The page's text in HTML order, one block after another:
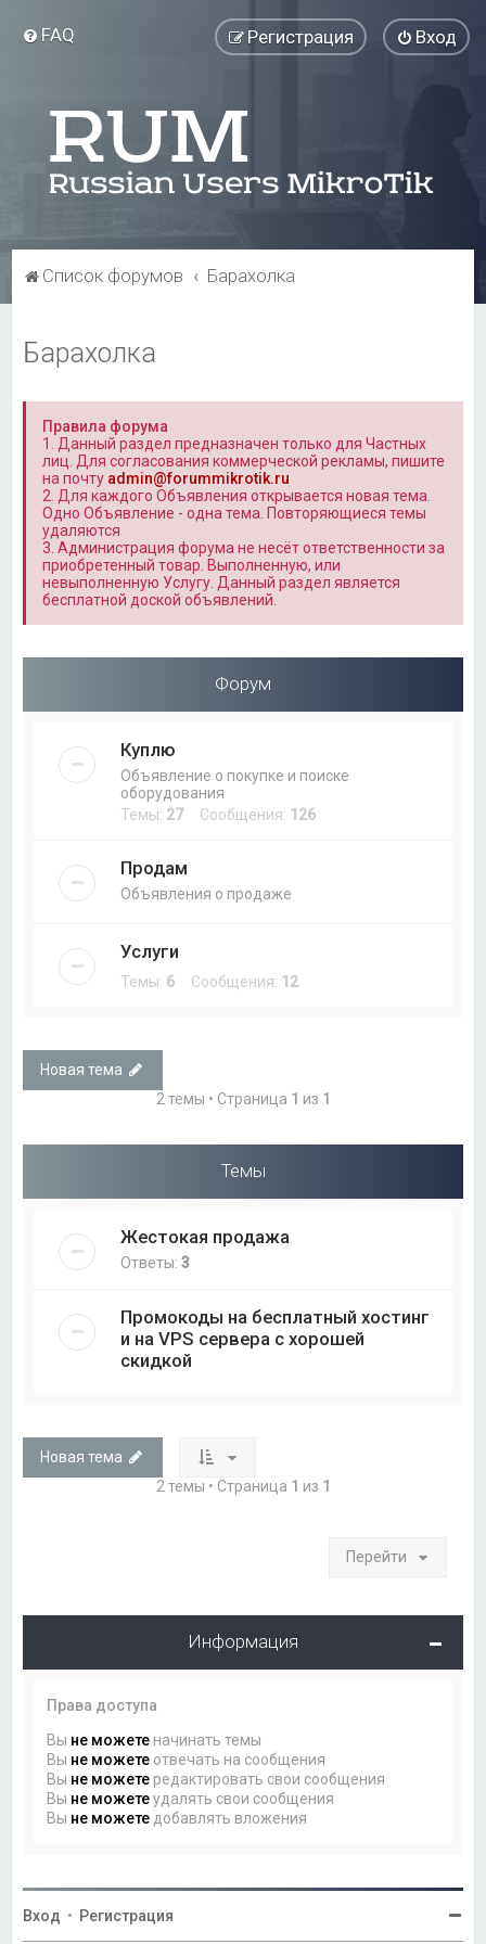
FAQ Вход
Регистрация
Список форумов Барахолка
Барахолка
Правила форума
1. Данный раздел предназначен только для Частных
лиц. Для согласования коммерческой рекламы, пишите
на почту admin@forummikrotik.ru
2. Для каждого Объявления открывается новая тема.
Одно Объявление - одна тема. Повторяющиеся темы
удаляются
3. Администрация форума не несёт ответственности за
приобретенный товар. Выполненную, или
невыполненную Услугу. Данный раздел является
бесплатной доской объявлений.
Форум
Куплю
Объявление о покупке и поиске
оборудования
Темы: 27Сообщения: 126
Продам
Объявления о продаже
Услуги
Темы: 6 Сообщения: 12
Новая тема
2 темы • Страница 1 из 1
Темы
Жестокая продажа
Ответы:3
Промокоды на бесплатный хостинг
и на VPS сервера с хорошей
скидкой
Новая тема
2 темы • Страница 1 из 1
Перейти
Информация
Права доступа
Вы не можете начинать темы
Вы не можете отвечать на сообщения
Вы не можете редактировать свои сообщения
Вы не можетеудалять свои сообщения
Вы не можете добавлять вложения
Вход • Регистрация